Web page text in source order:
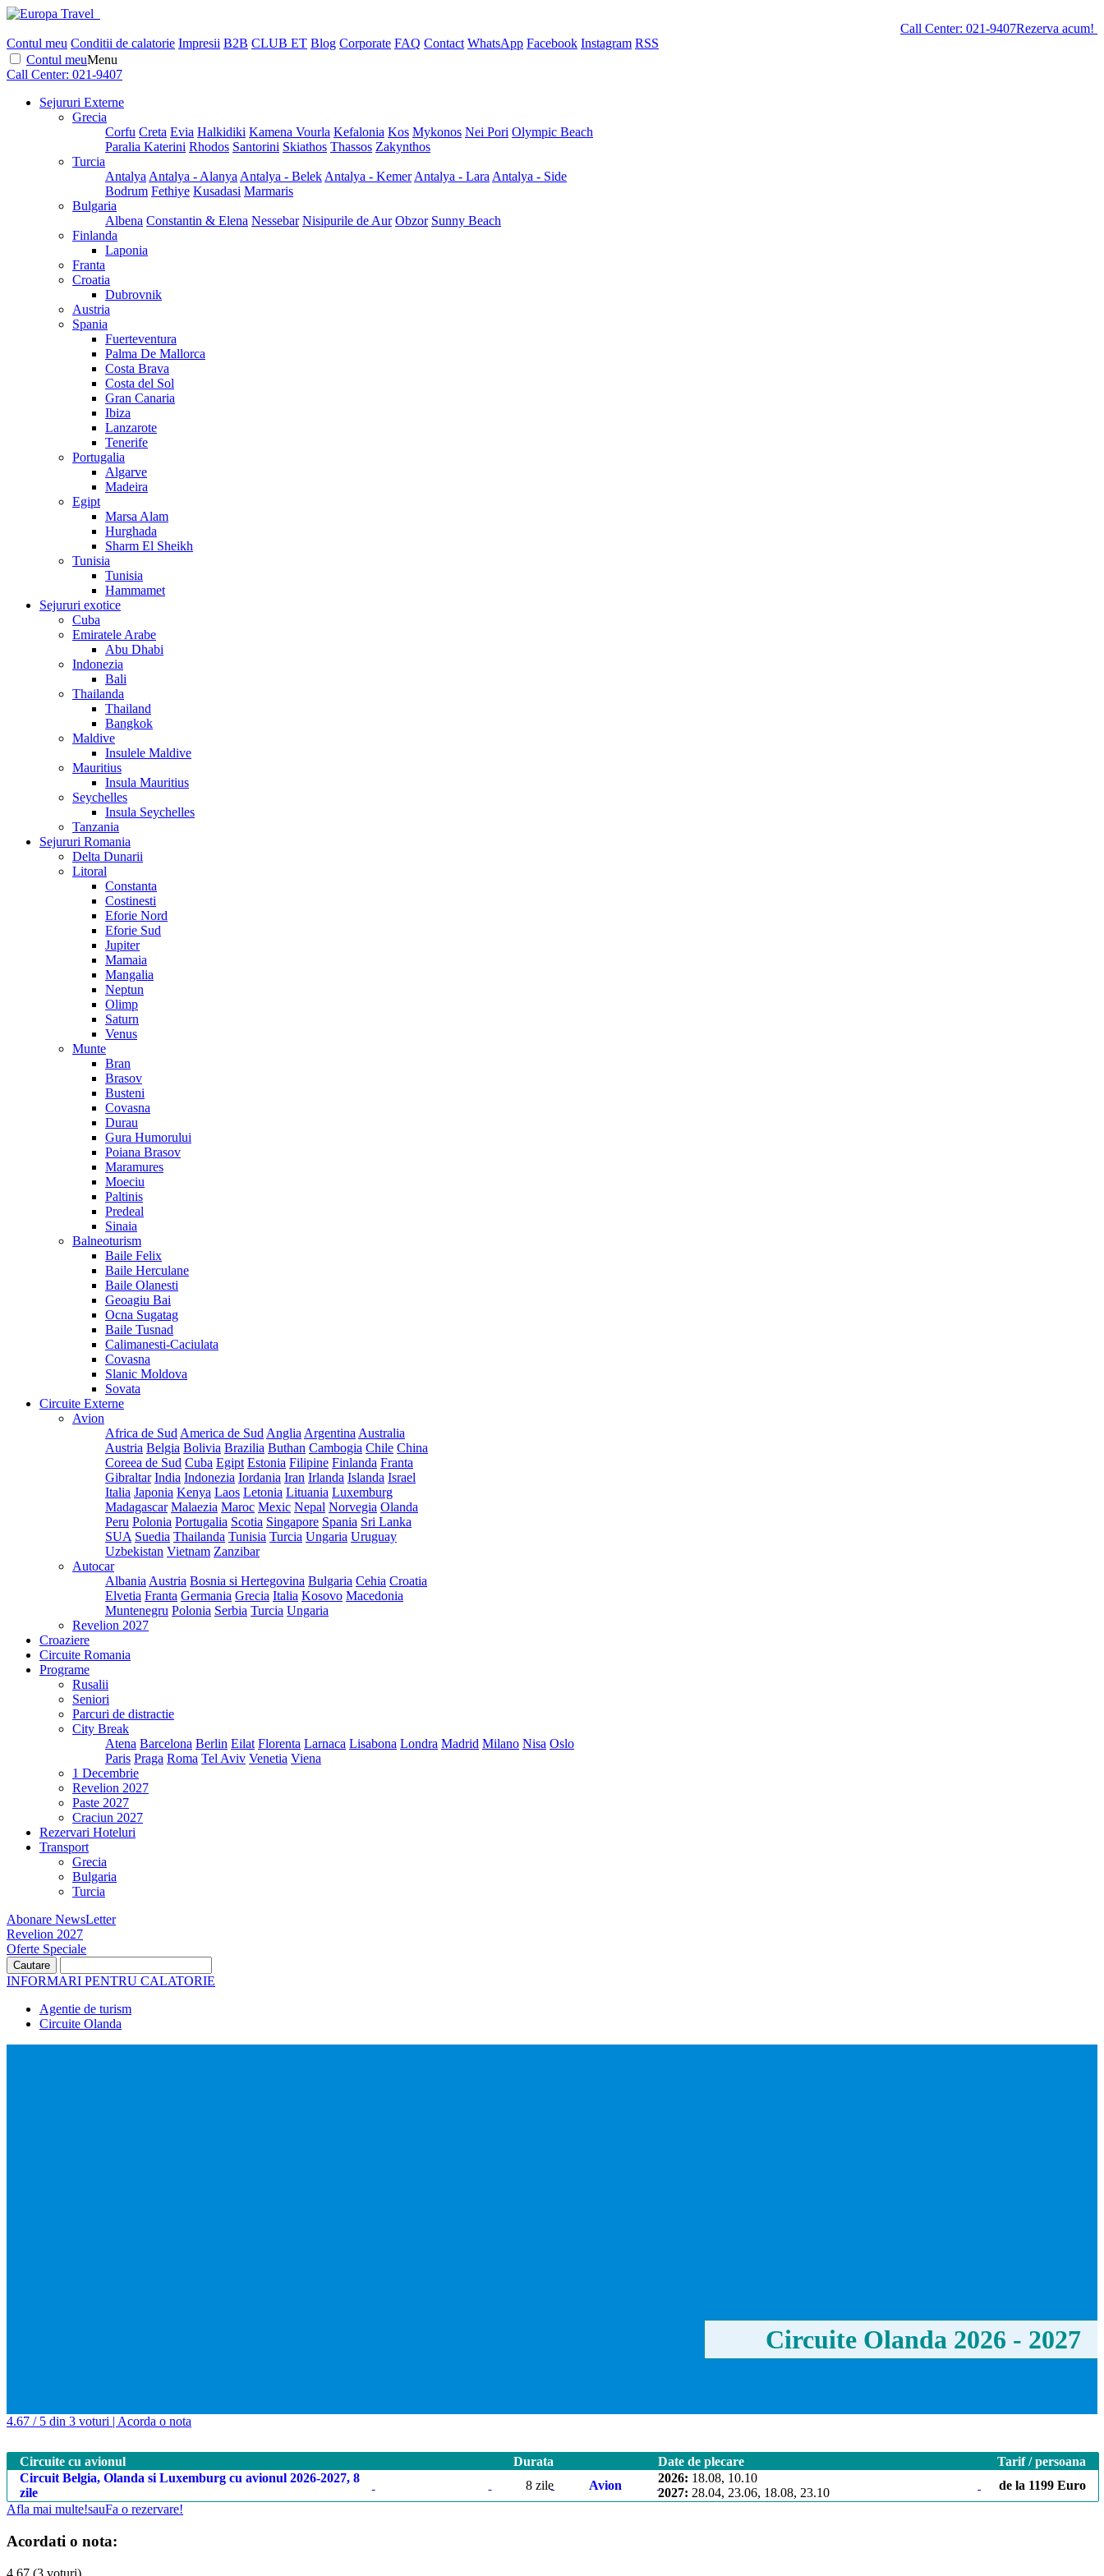
Call Center: 021-9407Rezerva acum!
Contul meu Conditii de calatorie Impresii B2B CLUB ET Blog Corporate FAQ Contact WhatsApp Facebook Instagram RSS
Contul meuMenu
Call Center: 021-9407
Sejururi Externe
Grecia
Corfu Creta Evia Halkidiki Kamena Vourla Kefalonia Kos Mykonos Nei Pori Olympic Beach
Paralia Katerini Rhodos Santorini Skiathos Thassos Zakynthos
Turcia
Antalya Antalya - Alanya Antalya - Belek Antalya - Kemer Antalya - Lara Antalya - Side
Bodrum Fethiye Kusadasi Marmaris
Bulgaria
Albena Constantin & Elena Nessebar Nisipurile de Aur Obzor Sunny Beach
Finlanda
Laponia
Franta
Croatia
Dubrovnik
Austria
Spania
Fuerteventura
Palma De Mallorca
Costa Brava
Costa del Sol
Gran Canaria
Ibiza
Lanzarote
Tenerife
Portugalia
Algarve
Madeira
Egipt
Marsa Alam
Hurghada
Sharm El Sheikh
Tunisia
Tunisia
Hammamet
Sejururi exotice
Cuba
Emiratele Arabe
Abu Dhabi
Indonezia
Bali
Thailanda
Thailand
Bangkok
Maldive
Insulele Maldive
Mauritius
Insula Mauritius
Seychelles
Insula Seychelles
Tanzania
Sejururi Romania
Delta Dunarii
Litoral
Constanta
Costinesti
Eforie Nord
Eforie Sud
Jupiter
Mamaia
Mangalia
Neptun
Olimp
Saturn
Venus
Munte
Bran
Brasov
Busteni
Covasna
Durau
Gura Humorului
Poiana Brasov
Maramures
Moeciu
Paltinis
Predeal
Sinaia
Balneoturism
Baile Felix
Baile Herculane
Baile Olanesti
Geoagiu Bai
Ocna Sugatag
Baile Tusnad
Calimanesti-Caciulata
Covasna
Slanic Moldova
Sovata
Circuite Externe
Avion
Africa de Sud America de Sud Anglia Argentina Australia
Austria Belgia Bolivia Brazilia Buthan Cambogia Chile China
Coreea de Sud Cuba Egipt Estonia Filipine Finlanda Franta
Gibraltar India Indonezia Iordania Iran Irlanda Islanda Israel
Italia Japonia Kenya Laos Letonia Lituania Luxemburg
Madagascar Malaezia Maroc Mexic Nepal Norvegia Olanda
Peru Polonia Portugalia Scotia Singapore Spania Sri Lanka
SUA Suedia Thailanda Tunisia Turcia Ungaria Uruguay
Uzbekistan Vietnam Zanzibar
Autocar
Albania Austria Bosnia si Hertegovina Bulgaria Cehia Croatia
Elvetia Franta Germania Grecia Italia Kosovo Macedonia
Muntenegru Polonia Serbia Turcia Ungaria
Revelion 2027
Croaziere
Circuite Romania
Programe
Rusalii
Seniori
Parcuri de distractie
City Break
Atena Barcelona Berlin Eilat Florenta Larnaca Lisabona Londra Madrid Milano Nisa Oslo
Paris Praga Roma Tel Aviv Venetia Viena
1 Decembrie
Revelion 2027
Paste 2027
Craciun 2027
Rezervari Hoteluri
Transport
Grecia
Bulgaria
Turcia
Abonare NewsLetter
Revelion 2027
Oferte Speciale
INFORMARI PENTRU CALATORIE
Agentie de turism
Circuite Olanda
Circuite Olanda 2026 - 2027
4.67 / 5 din 3 voturi | Acorda o nota
Circuite cu avionul Durata Date de plecare
Tarif / persoana
Circuit Belgia, Olanda si Luxemburg cu avionul 2026-2027, 8
zile
8 zile Avion
2026: 18.08, 10.10
2027: 28.04, 23.06, 18.08, 23.10
de la 1199 Euro
Afla mai multe!sauFa o rezervare!
Acordati o nota:
4.67 (3 voturi)